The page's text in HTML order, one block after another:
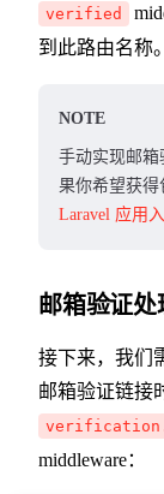
verified
到此路由名称。
NOTE
手动实现邮箱
果你希望获
Laravel 应用
邮箱验证处
接下来，我们
邮箱验证链接
middleware：